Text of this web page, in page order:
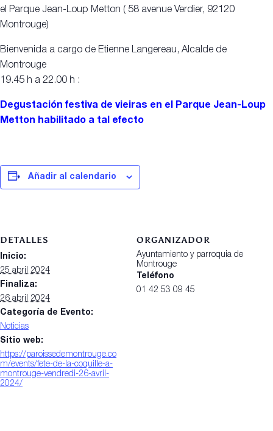
el Parque Jean-Loup Metton ( 58 avenue Verdier, 92120
Montrouge)
Bienvenida a cargo de Etienne Langereau, Alcalde de
Montrouge
19.45 h a 22.00 h :
Degustación festiva de vieiras en el Parque Jean-Loup
Metton habilitado a tal efecto
Añadir al calendario
DETALLES
Inicio:
25 abril 2024
Finaliza:
26 abril 2024
Categoría de Evento:
Noticias
Sitio web:
https://paroissedemontrouge.co
m/events/fete-de-la-coquille-a-
montrouge-vendredi-26-avril-
2024/
ORGANIZADOR
Ayuntamiento y parroquia de
Montrouge
Teléfono
01 42 53 09 45